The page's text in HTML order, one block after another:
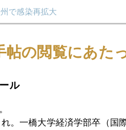
で感染再拡大
発言
帖の閲覧にあた
ル
。一橋大学経済学部卒（国